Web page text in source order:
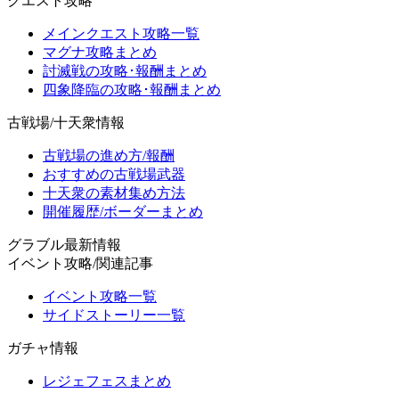
メインクエスト攻略一覧
マグナ攻略まとめ
討滅戦の攻略･報酬まとめ
四象降臨の攻略･報酬まとめ
古戦場/十天衆情報
古戦場の進め方/報酬
おすすめの古戦場武器
十天衆の素材集め方法
開催履歴/ボーダーまとめ
グラブル最新情報
イベント攻略/関連記事
イベント攻略一覧
サイドストーリー一覧
ガチャ情報
レジェフェスまとめ